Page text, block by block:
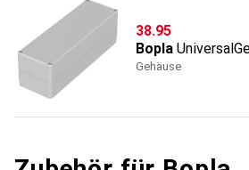
CHF
38.95
Bopla
Gehäuse